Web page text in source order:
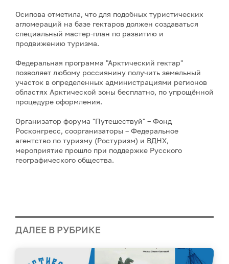
Осипова отметила, что для подобных туристических
агломераций на базе гектаров должен создаваться
специальный мастер-план по развитию и
продвижению туризма.
Федеральная программа "Арктический гектар"
позволяет любому россиянину получить земельный
участок в определенных администрациями регионов
областях Арктической зоны бесплатно, по упрощённой
процедуре оформления.
Организатор форума "Путешествуй" – Фонд
Росконгресс, соорганизаторы – Федеральное
агентство по туризму (Ростуризм) и ВДНХ,
мероприятие прошло при поддержке Русского
географического общества.
ДАЛЕЕ В РУБРИКЕ